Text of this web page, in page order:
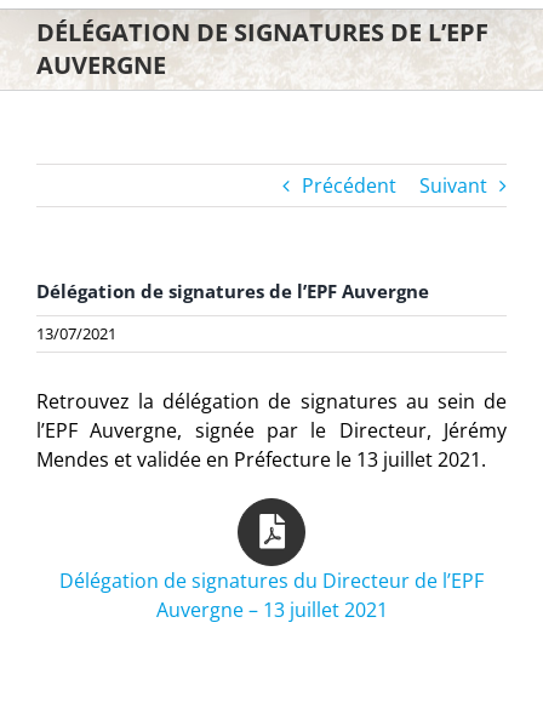
DÉLÉGATION DE SIGNATURES DE L’EPF
AUVERGNE
Précédent Suivant
Délégation de signatures de l’EPF Auvergne
13/07/2021
Retrouvez la délégation de signatures au sein de
l’EPF Auvergne, signée par le Directeur, Jérémy
Mendes et validée en Préfecture le 13 juillet 2021.
Délégation de signatures du Directeur de l’EPF
Auvergne – 13 juillet 2021